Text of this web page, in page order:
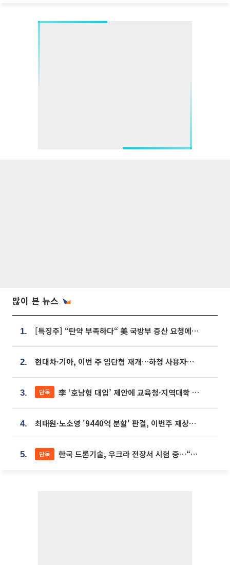
많이 본 뉴스
1. [특징주] “탄약 부족하다“ 美 국방부 증산 요청에⋯국내 방산주 급등세
2. 현대차·기아, 이번 주 임단협 재개…하청 사용자성 재심도 ‘변수’
3. 단독 李 ‘호남형 대입’ 제안에 교육청·지역대학 서·논술형 입시 연계 '착수'
4. 최태원·노소영 '9440억 분할' 판결, 이번주 재상고 여부 주목
5. 단독 한국 드론기술, 우크라 전장서 시험 중…“스타트업 여러 곳 참여”